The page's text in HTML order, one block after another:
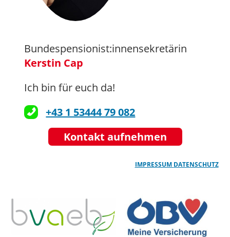
Bundespensionist:innensekretärin
Kerstin Cap
Ich bin für euch da!
+43 1 53444 79 082
Kontakt aufnehmen
IMPRESSUM DATENSCHUTZ